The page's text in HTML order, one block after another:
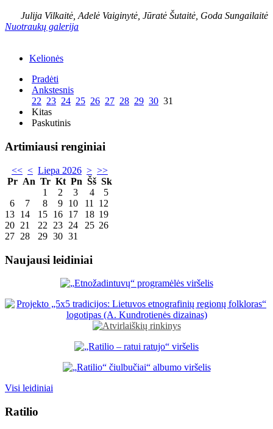
Julija Vilkaitė, Adelė Vaiginytė, Jūratė Šutaitė, Goda Sungailaitė
Nuotraukų galerija
Kelionės
Pradėti
Ankstesnis
22 23 24 25 26 27 28 29 30 31
Kitas
Paskutinis
Artimiausi renginiai
<< < Liepa 2026 > >>
Pr An Tr Kt Pn Šš Sk
1
2 3 4
5
6
7 8 9 10 11
12
13 14 15 16 17 18 19
20 21 22 23 24 25 26
27 28 29 30 31
Naujausi leidiniai
Visi leidiniai
Ratilio